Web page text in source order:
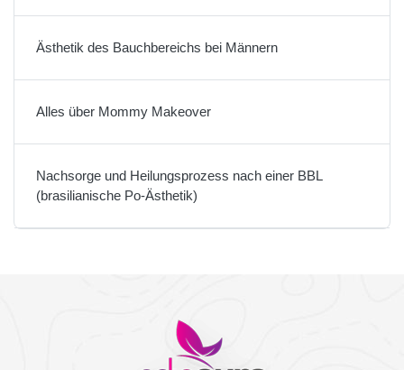
Ästhetik des Bauchbereichs bei Männern
Alles über Mommy Makeover
Nachsorge und Heilungsprozess nach einer BBL
(brasilianische Po-Ästhetik)